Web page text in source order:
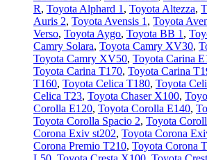
R, Toyota Alphard 1 , Toyota Altezza,
Auris 2, Toyota Avensis 1 , Toyota
Verso, Toyota Aygo, Toyota BB 1 ,
Camry Solara, Toyota Camry XV30,
Toyota Camry XV50, Toyota Carina
Toyota Carina T170, Toyota Carina
T160, Toyota Celica T180, Toyota
Celica T23, Toyota Chaser X100,
Corolla E120, Toyota Corolla E140,
Toyota Corolla Spacio 2, Toyota
Corona Exiv st202, Toyota Corona
Corona Premio T210, Toyota Corona